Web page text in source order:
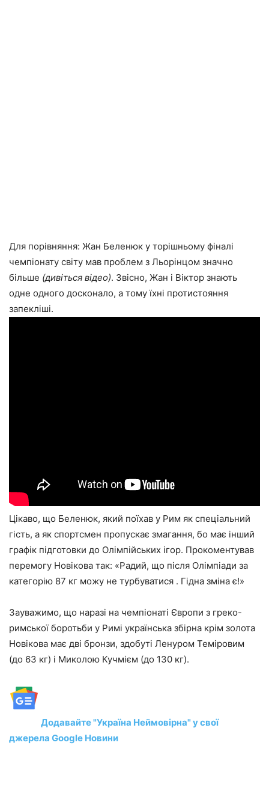
Для порівняння: Жан Беленюк у торішньому фіналі
чемпіонату світу мав проблем з Льорінцом значно
більше (дивіться відео). Звісно, Жан і Віктор знають
одне одного досконало, а тому їхні протистояння
запекліші.
Цікаво, що Беленюк, який поїхав у Рим як спеціальний
гість, а як спортсмен пропускає змагання, бо має інший
графік підготовки до Олімпійських ігор. Прокоментував
перемогу Новікова так: «Радий, що після Олімпіади за
категорію 87 кг можу не турбуватися . Гідна зміна є!»
Зауважимо, що наразі на чемпіонаті Європи з греко-
римської боротьби у Римі українська збірна крім золота
Новікова має дві бронзи, здобуті Ленуром Теміровим
(до 63 кг) і Миколою Кучмієм (до 130 кг).
Додавайте "Україна Неймовірна" у свої
джерела Google Новини